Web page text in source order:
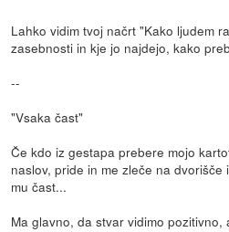
Lahko vidim tvoj načrt "Kako ljudem
zasebnosti in kje jo najdejo, kako
--
"Vsaka čast"
Če kdo iz gestapa prebere mojo
naslov, pride in me zleče na
mu čast...
Ma glavno, da stvar vidimo pozitivno,